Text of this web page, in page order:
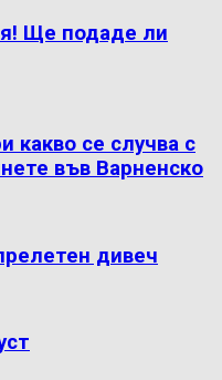
Ще подаде ли
какво се случва с
във Варненско
дивеч